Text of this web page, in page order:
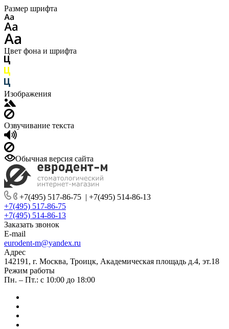
Размер шрифта
Цвет фона и шрифта
Изображения
Озвучивание текста
Обычная версия сайта
+7(495) 517-86-75 | +7(495) 514-86-13
+7(495) 517-86-75
+7(495) 514-86-13
Заказать звонок
E-mail
eurodent-m@yandex.ru
Адрес
142191, г. Москва, Троицк, Академическая площадь д.4, эт.18
Режим работы
Пн. – Пт.: с 10:00 до 18:00